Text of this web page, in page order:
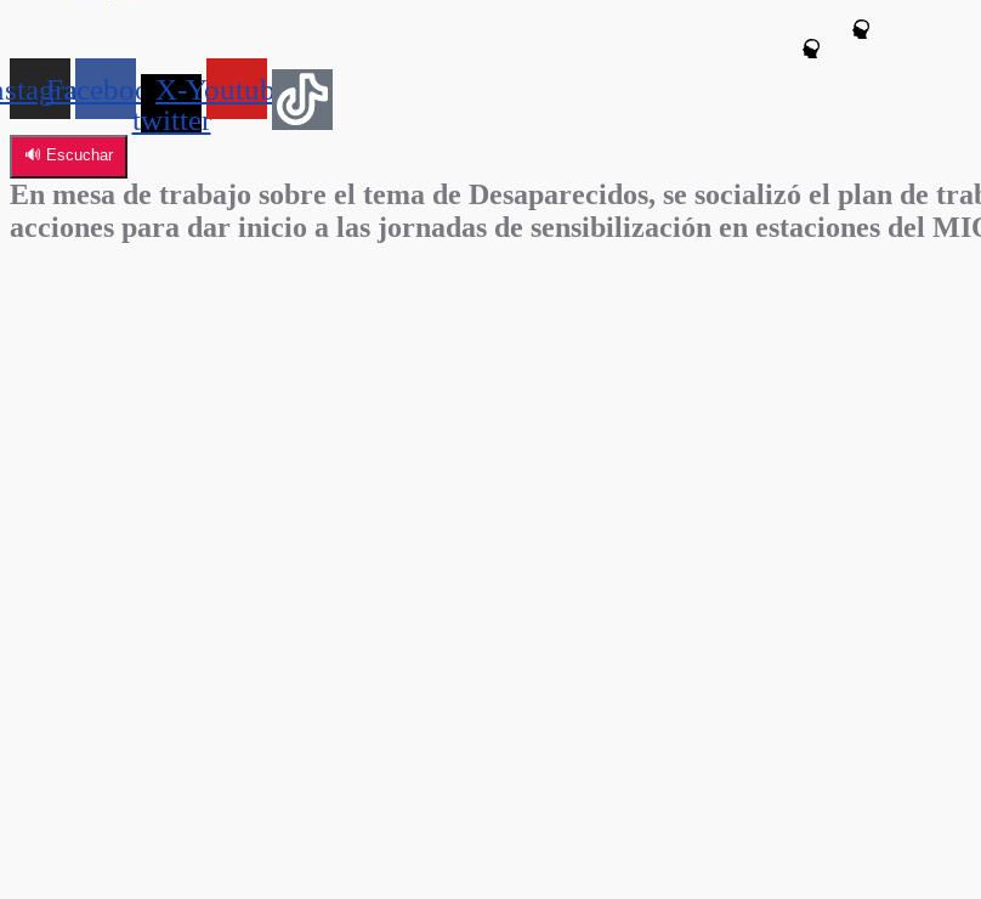
FacebookX-
twitter
Youtube
🔊 Escuchar
En mesa de trabajo sobre el tema de Desaparecidos, se socializó el plan de
acciones para dar inicio a las jornadas de sensibilización en estaciones del